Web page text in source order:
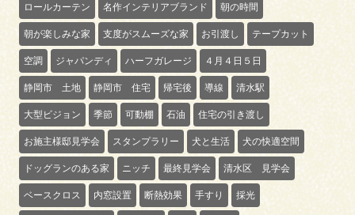
ロールカーテン 名作インテリアブランド 朝の時間
朝が楽しみな家 支度がスムーズな家 お引渡し テープカット
空調 ジャパンディ ハーフガレージ ４月４日５日
静岡市 土地 静岡市 住宅 帰宅後 導線 清水駅
大型ビジョン 季節 可動棚 石油 住宅の引き渡し
お施主様邸見学会 スタンプラリー 犬と生活 犬の快適空間
ドッグランのある家 ニッチ 最終見学会 清水区 見学会
ベースクロス 内窓設置 断熱効果 手すり 採光